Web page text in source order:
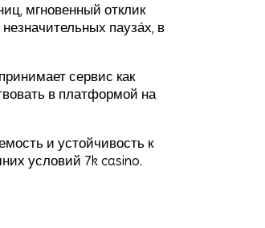
мгновенный отклик
пауза́х, в
сервис как
в платформой на
и устойчивость к
условий 7k casino.